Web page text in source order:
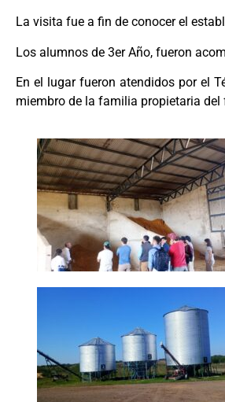
La visita fue a fin de conocer el
Los alumnos de 3er Año, fueron
En el lugar fueron atendidos por el
miembro de la familia propietaria del